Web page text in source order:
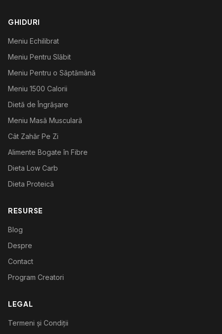
GHIDURI
Meniu Echilibrat
Meniu Pentru Slăbit
Meniu Pentru o Săptămână
Meniu 1500 Calorii
Dietă de Îngrășare
Meniu Masă Musculară
Cât Zahăr Pe Zi
Alimente Bogate în Fibre
Dieta Low Carb
Dieta Proteică
RESURSE
Blog
Despre
Contact
Program Creatori
LEGAL
Termeni și Condiții